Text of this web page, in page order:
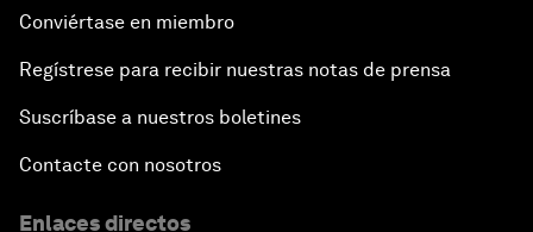
Conviértase en miembro
Regístrese para recibir nuestras notas de prensa
Suscríbase a nuestros boletines
Contacte con nosotros
Enlaces directos